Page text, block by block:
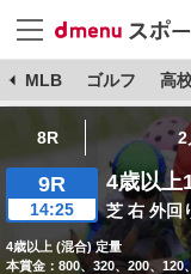
MLB ゴルフ 高
8R 2
9R
14:25
4歳以上
芝 右 外回
4歳以上 (混合) 定量
本賞金：800、320、200、120